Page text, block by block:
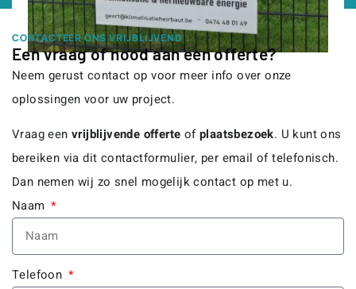
CONTACTEER ONS VRIJBLIJVEND
Een vraag of nood aan een offerte?
Neem gerust contact op voor meer info over onze
oplossingen voor uw project.
Vraag een vrijblijvende offerte ofplaatsbezoek. U kunt ons
bereiken via dit contactformulier, per email of telefonisch.
Dan nemen wij zo snel mogelijk contact op met u.
Naam
Telefoon